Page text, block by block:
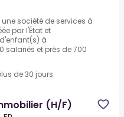
société de services à
par l'État et
à
salariés et près de 700
de 30 jours
(H/F)